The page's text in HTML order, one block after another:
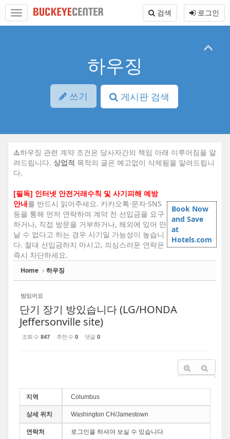
본
바
메
토
로그인
검색
하우징
쓰기 게시판 검색
⚠️하우징 관련 계약 조건은 당사자간의 책임 아래 이루어짐을 알
려드립니다. 상업적 목적의 글은 예고없이 삭제됨을 알려드립니
다.
[필독] 인터넷 안전거래수칙 및 사기피해 예방
안내를 반드시 읽어주세요. 카카오톡·문자·SNS
등을 통해 먼저 연락하여 계약 전 선입금을 요구
하거나, 직접 방문을 거부하거나, 해외에 있어 만
날 수 없다고 하는 경우 사기일 가능성이 높습니
다. 절대 선입금하지 마시고, 의심스러운 연락은
즉시 차단하세요.
Book Now
and Save
at
Hotels.com
Home 하우징
방있어요
단기 장기 방있습니다 (LG/HONDA
Jeffersonville site)
조회 수 847 추천 수 0 댓글 0
지역 Columbus
상세 위치 Washington CH/Jamestown
연락처 로그인을 하셔야 보실 수 있습니다